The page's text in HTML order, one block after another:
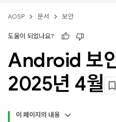
AOSP 문서 보안
도움이 되었나요?
Android 보
2025년 4월
이 페이지의 내용